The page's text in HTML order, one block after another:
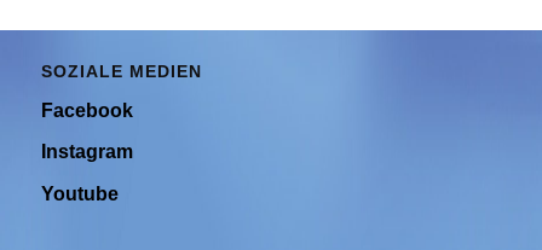
SOZIALE MEDIEN
Facebook
Instagram
Youtube